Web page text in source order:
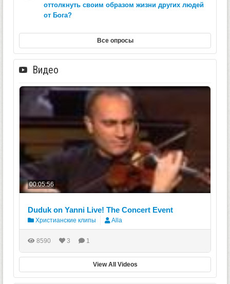
оттолкнуть своим образом жизни других людей
от Бога?
Все опросы
Видео
00:05:56
Duduk on Yanni Live! The Concert Event
Христианские клипы Alla
8590 3 1
View All Videos